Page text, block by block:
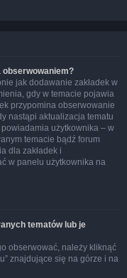
obserwowaniem?
jak dodawanie zakładek w
gdy w temacie pojawia
przypomina obserwowanie
nastąpi aktualizacja tematu
użytkownika – w
temacie bądź forum
dla zakładek i
w panelu użytkownika na
tematów lub je
obserwować, należy kliknąć
znajdujące się na górze i na